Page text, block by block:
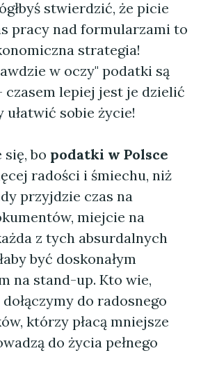
stwierdzić, że picie
pracy nad formularzami to
strategia!
w oczy" podatki są
czasem lepiej jest je dzielić
ułatwić sobie życie!
bo podatki w Polsce
radości i śmiechu, niż
przyjdzie czas na
miejcie na
z tych absurdalnych
być doskonałym
na stand-up. Kto wie,
do radosnego
którzy płacą mniejsze
do życia pełnego